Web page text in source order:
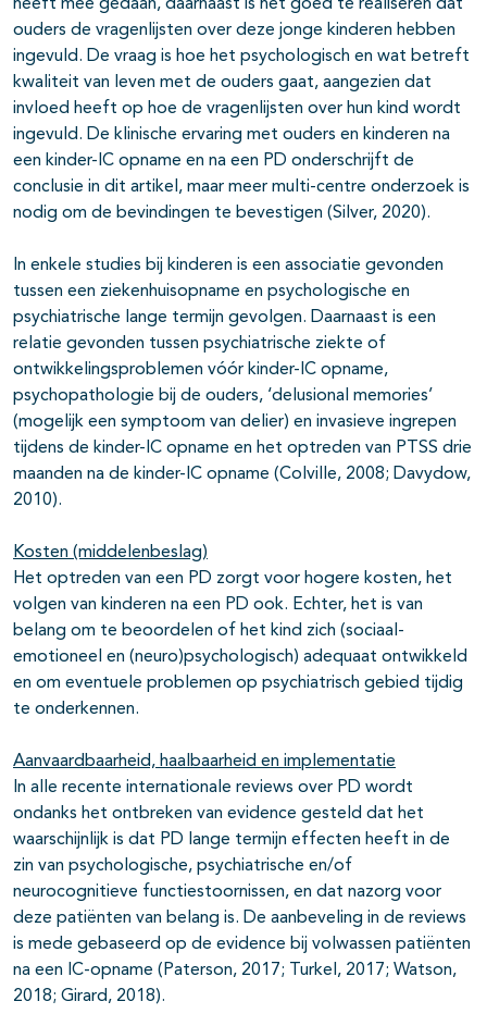
heeft mee gedaan, daarnaast is het goed te realiseren dat
ouders de vragenlijsten over deze jonge kinderen hebben
ingevuld. De vraag is hoe het psychologisch en wat betreft
kwaliteit van leven met de ouders gaat, aangezien dat
invloed heeft op hoe de vragenlijsten over hun kind wordt
ingevuld. De klinische ervaring met ouders en kinderen na
een kinder-IC opname en na een PD onderschrijft de
conclusie in dit artikel, maar meer multi-centre onderzoek is
nodig om de bevindingen te bevestigen (Silver, 2020).
In enkele studies bij kinderen is een associatie gevonden
tussen een ziekenhuisopname en psychologische en
psychiatrische lange termijn gevolgen. Daarnaast is een
relatie gevonden tussen psychiatrische ziekte of
ontwikkelingsproblemen vóór kinder-IC opname,
psychopathologie bij de ouders, ‘delusional memories’
(mogelijk een symptoom van delier) en invasieve ingrepen
tijdens de kinder-IC opname en het optreden van PTSS drie
maanden na de kinder-IC opname (Colville, 2008; Davydow,
2010).
Kosten (middelenbeslag)
Het optreden van een PD zorgt voor hogere kosten, het
volgen van kinderen na een PD ook. Echter, het is van
belang om te beoordelen of het kind zich (sociaal-
emotioneel en (neuro)psychologisch) adequaat ontwikkeld
en om eventuele problemen op psychiatrisch gebied tijdig
te onderkennen.
Aanvaardbaarheid, haalbaarheid en implementatie
In alle recente internationale reviews over PD wordt
ondanks het ontbreken van evidence gesteld dat het
waarschijnlijk is dat PD lange termijn effecten heeft in de
zin van psychologische, psychiatrische en/of
neurocognitieve functiestoornissen, en dat nazorg voor
deze patiënten van belang is. De aanbeveling in de reviews
is mede gebaseerd op de evidence bij volwassen patiënten
na een IC-opname (Paterson, 2017; Turkel, 2017; Watson,
2018; Girard, 2018).